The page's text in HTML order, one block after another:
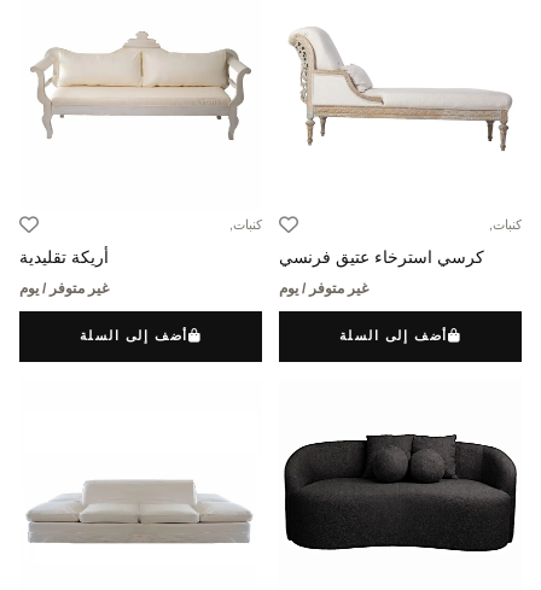
كنبات,
كرسي استرخاء عتيق فرنسي
غير متوفر / يوم
أضف إلى السلة
كنبات,
أريكة تقليدية
غير متوفر / يوم
أضف إلى السلة